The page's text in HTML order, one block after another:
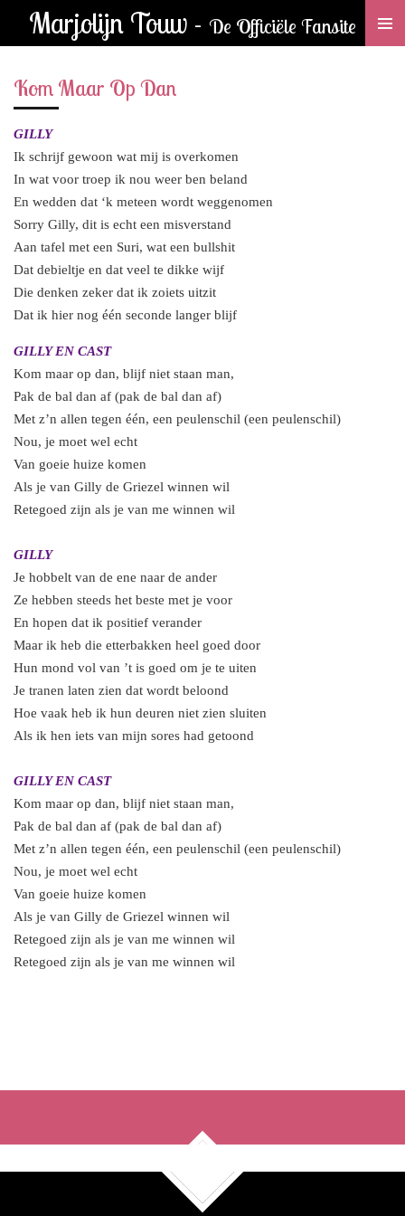
de
hoofdinhoud
Marjolijn Touw - De Officiële Fansite
Kom Maar Op Dan
GILLY
Ik schrijf gewoon wat mij is overkomen
In wat voor troep ik nou weer ben beland
En wedden dat ‘k meteen wordt weggenomen
Sorry Gilly, dit is echt een misverstand
Aan tafel met een Suri, wat een bullshit
Dat debieltje en dat veel te dikke wijf
Die denken zeker dat ik zoiets uitzit
Dat ik hier nog één seconde langer blijf
GILLY EN CAST
Kom maar op dan, blijf niet staan man,
Pak de bal dan af (pak de bal dan af)
Met z’n allen tegen één, een peulenschil (een peulenschil)
Nou, je moet wel echt
Van goeie huize komen
Als je van Gilly de Griezel winnen wil
Retegoed zijn als je van me winnen wil
GILLY
Je hobbelt van de ene naar de ander
Ze hebben steeds het beste met je voor
En hopen dat ik positief verander
Maar ik heb die etterbakken heel goed door
Hun mond vol van ’t is goed om je te uiten
Je tranen laten zien dat wordt beloond
Hoe vaak heb ik hun deuren niet zien sluiten
Als ik hen iets van mijn sores had getoond
GILLY EN CAST
Kom maar op dan, blijf niet staan man,
Pak de bal dan af (pak de bal dan af)
Met z’n allen tegen één, een peulenschil (een peulenschil)
Nou, je moet wel echt
Van goeie huize komen
Als je van Gilly de Griezel winnen wil
Retegoed zijn als je van me winnen wil
Retegoed zijn als je van me winnen wil
o
e